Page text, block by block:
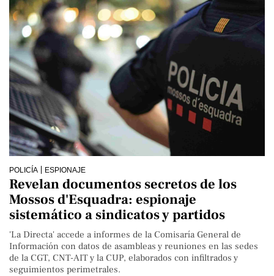
POLICÍA ESPIONAJE
Revelan documentos secretos de los
Mossos d'Esquadra: espionaje
sistemático a sindicatos y partidos
'La Directa' accede a informes de la Comisaría General de
Información con datos de asambleas y reuniones en las sedes
de la CGT, CNT-AIT y la CUP, elaborados con infiltrados y
seguimientos perimetrales.